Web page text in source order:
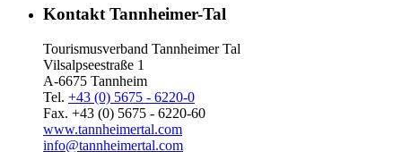
Kontakt Tannheimer-Tal
Tourismusverband Tannheimer Tal
Vilsalpseestraße 1
A-6675 Tannheim
Tel. +43 (0) 5675 - 6220-0
Fax. +43 (0) 5675 - 6220-60
www.tannheimertal.com
info@tannheimertal.com